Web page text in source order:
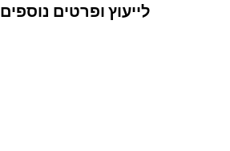
לייעוץ ופרטים נוספים